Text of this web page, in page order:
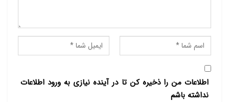
اطلاعات من را ذخیره کن تا در آینده نیازی به ورود اطلاعات
نداشته باشم